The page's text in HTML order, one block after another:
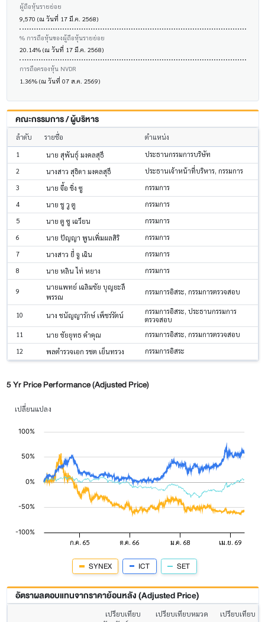
ผู้ถือหุ้นรายย่อย
9,570 (ณ วันที่ 17 มี.ค. 2568)
% การถือหุ้นของผู้ถือหุ้นรายย่อย
20.14% (ณ วันที่ 17 มี.ค. 2568)
การถือครองหุ้น NVDR
1.36% (ณ วันที่ 07 ส.ค. 2569)
คณะกรรมการ / ผู้บริหาร
ลำดับ รายชื่อ
ตำแหน่ง
1
นาย สุพันธุ์ มงคลสุธี
ประธานกรรมการบริษัท
2
นางสาว สุธิดา มงคลสุธี
ประธานเจ้าหน้าที่บริหาร, กรรมการ
3
นาย จื้อ ชิ่ง ซู
กรรมการ
4
นาย ชู วู ตู
กรรมการ
5
นาย ตู ซู เฉวียน
กรรมการ
6
นาย ปัญญา พูนเพิ่มผลสิริ
กรรมการ
7
นางสาว ยี่ จู เฉิน
กรรมการ
8
นาย หลิน ไท่ หยาง กรรมการ
9
นายแพทย์ เฉลิมชัย บุญยะลี
พรรณ
กรรมการอิสระ, กรรมการตรวจสอบ
10 นาง ชนัญญารักษ์ เพ็ชร์รัตน์
กรรมการอิสระ, ประธานกรรมการ
ตรวจสอบ
11
นาย ชัยยุทธ คำคุณ
กรรมการอิสระ, กรรมการตรวจสอบ
12
พลตำรวจเอก รชต เย็นทรวง กรรมการอิสระ
5 Yr Price Performance (Adjusted Price)
เปลี่ยนแปลง
SYNEX ICT SET
อัตราผลตอบแทนจากราคาย้อนหลัง (Adjusted Price)
เปรียบเทียบ
เปรียบเทียบหมวด
เปรียบเทียบ